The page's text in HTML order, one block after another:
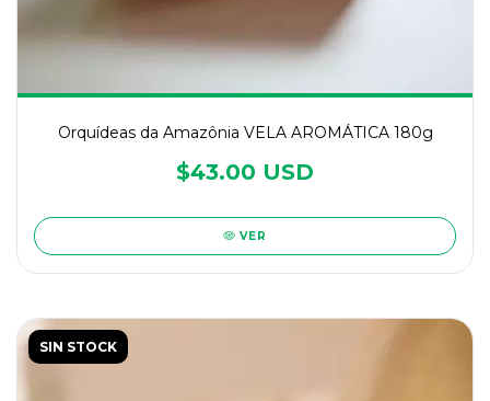
Orquídeas da Amazônia VELA AROMÁTICA 180g
$43.00 USD
VER
SIN STOCK